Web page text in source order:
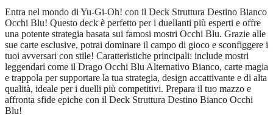
Entra nel mondo di Yu-Gi-Oh! con il Deck Struttura Destino Bianco
Occhi Blu! Questo deck è perfetto per i duellanti più esperti e offre
una potente strategia basata sui famosi mostri Occhi Blu. Grazie alle
sue carte esclusive, potrai dominare il campo di gioco e sconfiggere i
tuoi avversari con stile! Caratteristiche principali: include mostri
leggendari come il Drago Occhi Blu Alternativo Bianco, carte magia
e trappola per supportare la tua strategia, design accattivante e di alta
qualità, ideale per i duelli più competitivi. Prepara il tuo mazzo e
affronta sfide epiche con il Deck Struttura Destino Bianco Occhi
Blu!